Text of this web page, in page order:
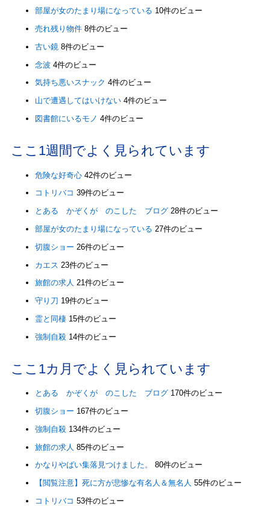
部屋が女のたまり場になっている 10件のビュー
売れ残り物件 8件のビュー
古い鏡 8件のビュー
念波 4件のビュー
気持ち悪いスナック 4件のビュー
山で遭遇してはいけない 4件のビュー
図書館にいるモノ 4件のビュー
ここ1週間でよく見られています
危険な好奇心 42件のビュー
コトリバコ 39件のビュー
とある かぞくが のこした ブログ 28件のビュー
部屋が女のたまり場になっている 27件のビュー
切腹ショー 26件のビュー
カエス 23件のビュー
旅館の求人 21件のビュー
守り刀 19件のビュー
霊と同棲 15件のビュー
強制自殺 14件のビュー
ここ1カ月でよく見られています
とある かぞくが のこした ブログ 170件のビュー
切腹ショー 167件のビュー
強制自殺 134件のビュー
旅館の求人 85件のビュー
かなりやばい集落見つけました。
80件のビュー
【閲覧注意】死に方が悲惨な有名人＆無名人 55件のビュー
コトリバコ 53件のビュー